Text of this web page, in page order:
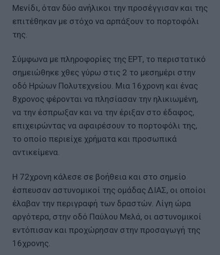
Μενίδι, όταν δύο ανήλικοι την προσέγγισαν και της
επιτέθηκαν με στόχο να αρπάξουν το πορτοφόλι
της.
Σύμφωνα με πληροφορίες της ΕΡΤ, το περιστατικό
σημειώθηκε χθες γύρω στις 2 το μεσημέρι στην
οδό Ηρώων Πολυτεχνείου. Μια 16χρονη και ένας
8χρονος φέρονται να πλησίασαν την ηλικιωμένη,
να την έσπρωξαν και να την έριξαν στο έδαφος,
επιχειρώντας να αφαιρέσουν το πορτοφόλι της,
το οποίο περιείχε χρήματα και προσωπικά
αντικείμενα.
Η 72χρονη κάλεσε σε βοήθεια και στο σημείο
έσπευσαν αστυνομικοί της ομάδας ΔΙΑΣ, οι οποίοι
έλαβαν την περιγραφή των δραστών. Λίγη ώρα
αργότερα, στην οδό Παύλου Μελά, οι αστυνομικοί
εντόπισαν και προχώρησαν στην προσαγωγή της
16χρονης.